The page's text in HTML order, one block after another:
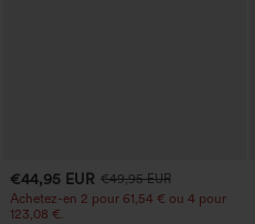
€44,95 EUR €49,95 EUR
Achetez-en 2 pour 61,54 € ou 4 pour
123,08 €.